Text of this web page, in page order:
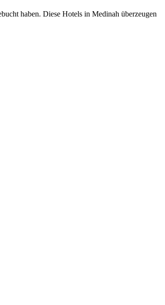
haben. Diese Hotels in Medinah überzeugen